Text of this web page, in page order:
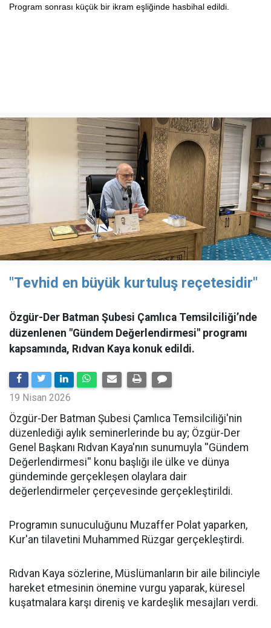
Program sonrası küçük bir ikram eşliğinde hasbihal edildi.
"Tevhid en büyük kurtuluş reçetesidir"
Özgür-Der Batman Şubesi Çamlıca Temsilciliği’nde
düzenlenen "Gündem Değerlendirmesi" programı
kapsamında, Rıdvan Kaya konuk edildi.
19 Nisan 2026
​Özgür-Der Batman Şubesi Çamlıca Temsilciliği'nin
düzenlediği aylık seminerlerinde bu ay; Özgür-Der
Genel Başkanı Rıdvan Kaya'nın sunumuyla ''Gündem
Değerlendirmesi'' konu başlığı ile ülke ve dünya
gündeminde gerçekleşen olaylara dair
değerlendirmeler çerçevesinde gerçekleştirildi.
Programın sunuculuğunu Muzaffer Polat yaparken,
Kur'an tilavetini Muhammed Rüzgar gerçekleştirdi.
Rıdvan Kaya sözlerine, Müslümanların bir aile bilinciyle
hareket etmesinin önemine vurgu yaparak, küresel
kuşatmalara karşı direniş ve kardeşlik mesajları verdi.